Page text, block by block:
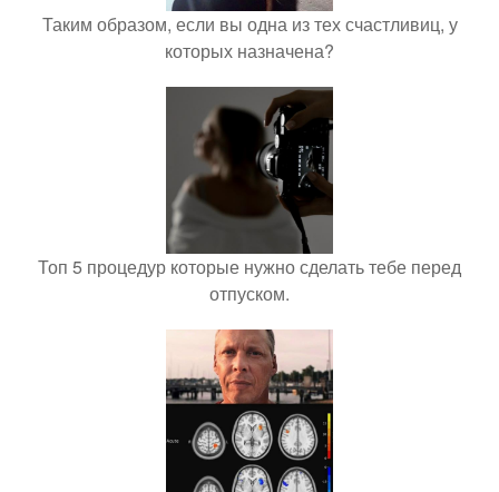
Таким образом, если вы одна из тех счастливиц, у
которых назначена?
Топ 5 процедур которые нужно сделать тебе перед
отпуском.